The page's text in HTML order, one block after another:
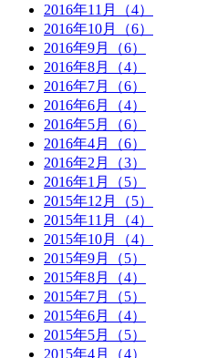
2016年11月（4）
2016年10月（6）
2016年9月（6）
2016年8月（4）
2016年7月（6）
2016年6月（4）
2016年5月（6）
2016年4月（6）
2016年2月（3）
2016年1月（5）
2015年12月（5）
2015年11月（4）
2015年10月（4）
2015年9月（5）
2015年8月（4）
2015年7月（5）
2015年6月（4）
2015年5月（5）
2015年4月（4）